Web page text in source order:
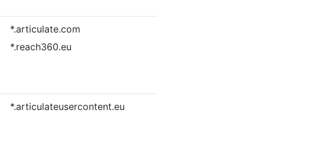
*.articulate.com
*.reach360.eu
*.articulateusercontent.eu